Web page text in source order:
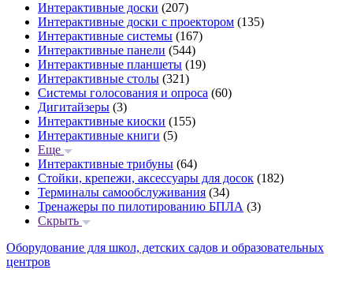
Интерактивные доски (207)
Интерактивные доски с проектором (135)
Интерактивные системы (167)
Интерактивные панели (544)
Интерактивные планшеты (19)
Интерактивные столы (321)
Системы голосования и опроса (60)
Дигитайзеры (3)
Интерактивные киоски (155)
Интерактивные книги (5)
Еще
Интерактивные трибуны (64)
Стойки, крепежи, аксессуары для досок (182)
Терминалы самообслуживания (34)
Тренажеры по пилотированию БПЛА (3)
Скрыть
Оборудование для школ, детских садов и образовательных
центров